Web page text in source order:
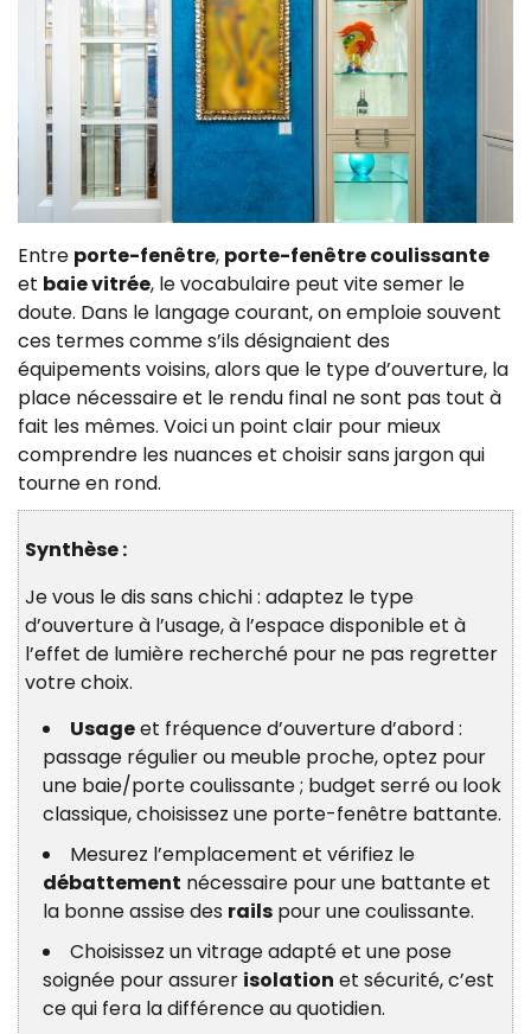
Entre porte-fenêtre, porte-fenêtre coulissante
et baie vitrée, le vocabulaire peut vite semer le
doute. Dans le langage courant, on emploie souvent
ces termes comme s’ils désignaient des
équipements voisins, alors que le type d’ouverture, la
place nécessaire et le rendu final ne sont pas tout à
fait les mêmes. Voici un point clair pour mieux
comprendre les nuances et choisir sans jargon qui
tourne en rond.
Synthèse :
Je vous le dis sans chichi : adaptez le type
d’ouverture à l’usage, à l’espace disponible et à
l’effet de lumière recherché pour ne pas regretter
votre choix.
Usageet fréquence d’ouverture d’abord :
passage régulier ou meuble proche, optez pour
une baie/porte coulissante ; budget serré ou look
classique, choisissez une porte-fenêtre battante.
Mesurez l’emplacement et vérifiez le
débattement nécessaire pour une battante et
la bonne assise des rails pour une coulissante.
Choisissez un vitrage adapté et une pose
soignée pour assurer isolation et sécurité, c’est
ce qui fera la différence au quotidien.